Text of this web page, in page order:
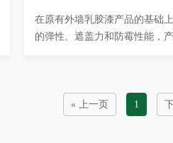
在原有外墙乳胶漆产品的基础
的弹性、遮盖力和防霉性能，产
« 上一页 1